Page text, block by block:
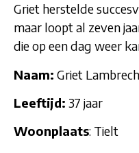
Griet herstelde
maar loopt al zeven
die op een dag weer
Naam: Griet
Leeftijd: 37 jaar
Woonplaats: Tielt